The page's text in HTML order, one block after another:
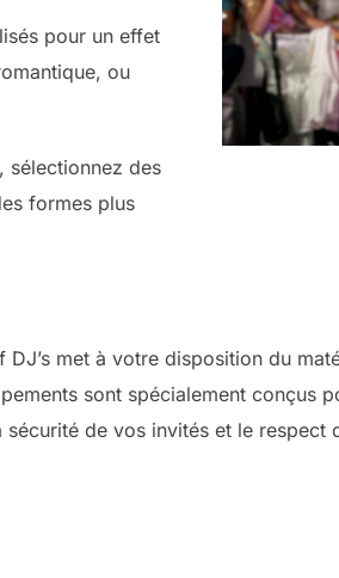
pour un effet
ou
sélectionnez des
formes plus
met à votre disposition du
sont spécialement conçus
de vos invités et le respect